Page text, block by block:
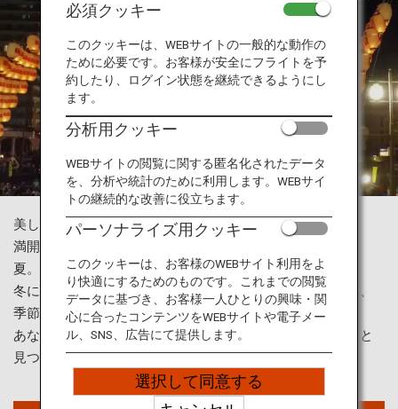
旅のお役立ち情報
ANA サービス
美しい四季の移ろいが楽しめるのも日本ならでは。
満開の桜を眺める春。日本各地の伝統的な祭りに参加する
夏。秋の紅葉を楽しんだら、
冬には雪がつくりあげる絶景の地へ。東京では味わえない、
季節ごとの楽しみをご紹介します。
あなたが日本を訪れる時期にぴったりの楽しみ方が、きっと
見つかるはずです。
必須クッキー
このクッキーは、WEBサイトの一般的な動作の
ために必要です。お客様が安全にフライトを予
約したり、ログイン状態を継続できるようにし
ます。
分析用クッキー
WEBサイトの閲覧に関する匿名化されたデータ
を、分析や統計のために利用します。WEBサイ
トの継続的な改善に役立ちます。
パーソナライズ用クッキー
このクッキーは、お客様のWEBサイト利用をよ
り快適にするためのものです。これまでの閲覧
データに基づき、お客様一人ひとりの興味・関
心に合ったコンテンツをWEBサイトや電子メー
ル、SNS、広告にて提供します。
選択して同意する